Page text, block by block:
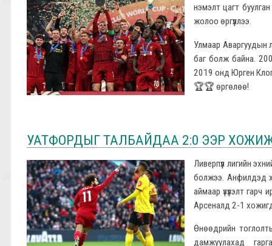
нэмэлт цагт
жолоо өргүүллээ.
Улмаар Аваргуудын
баг болж байна.
2019 онд Юрген
🏆🏆 өргөлөө!
УАТФОРДЫГ ТАЛБАЙДАА 2:0 ЭЭР
Ливерпүүл лигийн
болжээ. Анфилдэд
аймаар үзүүлэлт
Арсеналд 2-1
Өнөөдрийн
дамжуулахад